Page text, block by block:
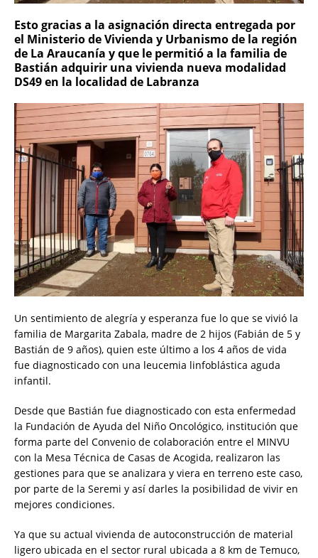
Esto gracias a la asignación directa entregada por
el Ministerio de Vivienda y Urbanismo de la región
de La Araucanía y que le permitió a la familia de
Bastián adquirir una vivienda nueva modalidad
DS49 en la localidad de Labranza
Un sentimiento de alegría y esperanza fue lo que se vivió la
familia de Margarita Zabala, madre de 2 hijos (Fabián de 5 y
Bastián de 9 años), quien este último a los 4 años de vida
fue diagnosticado con una leucemia linfoblástica aguda
infantil.
Desde que Bastián fue diagnosticado con esta enfermedad
la Fundación de Ayuda del Niño Oncológico, institución que
forma parte del Convenio de colaboración entre el MINVU
con la Mesa Técnica de Casas de Acogida, realizaron las
gestiones para que se analizara y viera en terreno este caso,
por parte de la Seremi y así darles la posibilidad de vivir en
mejores condiciones.
Ya que su actual vivienda de autoconstrucción de material
ligero ubicada en el sector rural ubicada a 8 km de Temuco,